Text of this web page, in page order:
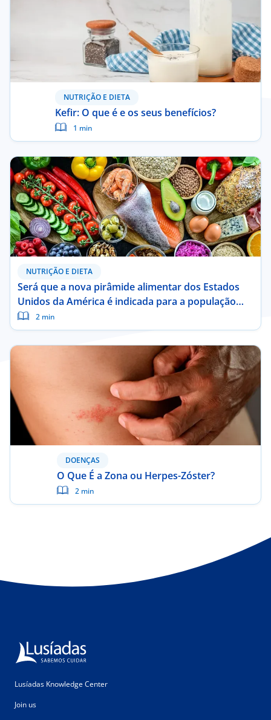
NUTRIÇÃO E DIETA
Kefir: O que é e os seus benefícios?
1 min
NUTRIÇÃO E DIETA
Será que a nova pirâmide alimentar dos Estados
Unidos da América é indicada para a população
portuguesa?
2 min
DOENÇAS
O Que É a Zona ou Herpes-Zóster?
2 min
Lusíadas Knowledge Center
Join us